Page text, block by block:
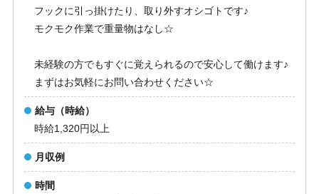
フックに引っ掛けたり、取り外すオシゴトです♪
モクモク作業で重量物はなし☆
未経験の方でもすぐに覚えられるので安心して働けます♪
まずはお気軽にお問い合わせください☆
給与（時給）
時給1,320円以上
月収例
時間